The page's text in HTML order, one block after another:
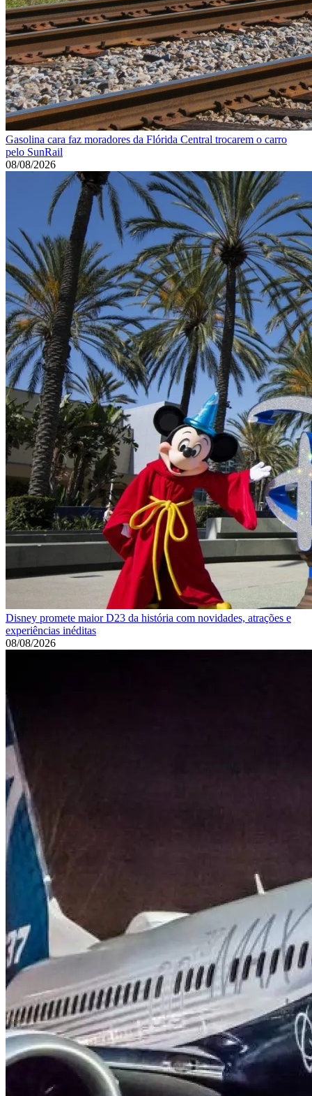
Gasolina cara faz moradores da Flórida Central trocarem o carro
pelo SunRail
08/08/2026
Disney promete maior D23 da história com novidades, atrações e
experiências inéditas
08/08/2026